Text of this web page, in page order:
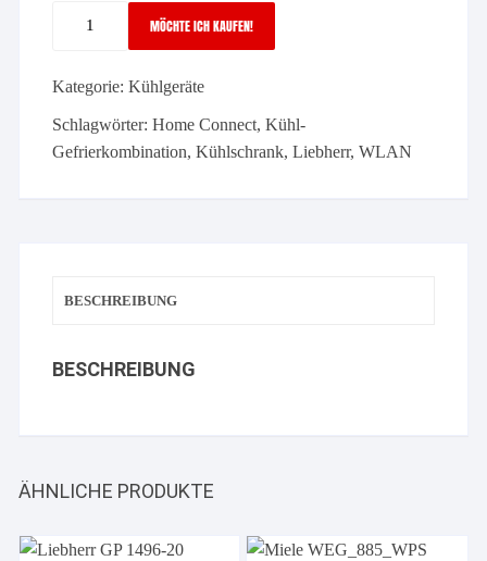
Plus
BioFresh
NoFrost
MÖCHTE ICH KAUFEN!
Kategorie:Kühlgeräte
Schlagwörter:Home Connect,Kühl-
Gefrierkombination,Kühlschrank,Liebherr,WLAN
BESCHREIBUNG
BESCHREIBUNG
ÄHNLICHE PRODUKTE